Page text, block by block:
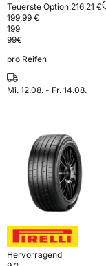
Teuerste Option:216,21 €
199,99 €
199
99€
pro Reifen
Mi. 12.08. - Fr. 14.08.
Hervorragend